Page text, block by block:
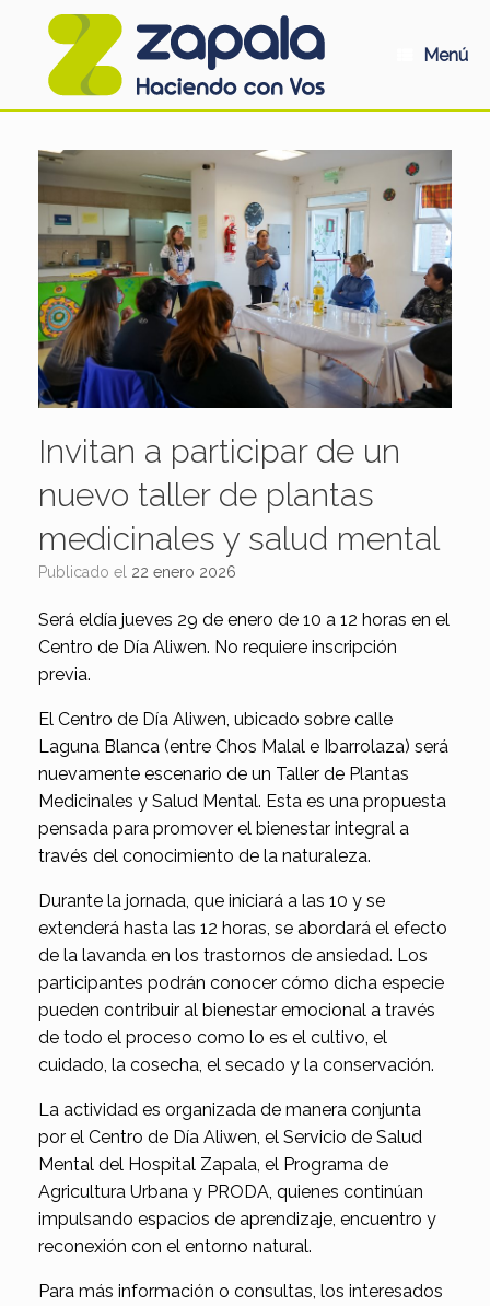
Menú
Invitan a participar de un
nuevo taller de plantas
medicinales y salud mental
Publicado el 22 enero 2026
Será eldía jueves 29 de enero de 10 a 12 horas en el
Centro de Día Aliwen. No requiere inscripción
previa.
El Centro de Día Aliwen, ubicado sobre calle
Laguna Blanca (entre Chos Malal e Ibarrolaza) será
nuevamente escenario de un Taller de Plantas
Medicinales y Salud Mental. Esta es una propuesta
pensada para promover el bienestar integral a
través del conocimiento de la naturaleza.
Durante la jornada, que iniciará a las 10 y se
extenderá hasta las 12 horas, se abordará el efecto
de la lavanda en los trastornos de ansiedad. Los
participantes podrán conocer cómo dicha especie
pueden contribuir al bienestar emocional a través
de todo el proceso como lo es el cultivo, el
cuidado, la cosecha, el secado y la conservación.
La actividad es organizada de manera conjunta
por el Centro de Día Aliwen, el Servicio de Salud
Mental del Hospital Zapala, el Programa de
Agricultura Urbana y PRODA, quienes continúan
impulsando espacios de aprendizaje, encuentro y
reconexión con el entorno natural.
Para más información o consultas, los interesados